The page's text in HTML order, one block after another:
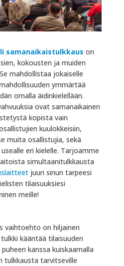
samanaikaistulkkaus on
kokousten ja muiden
mahdollistaa jokaiselle
ymmärtää
omalla äidinkielellään.
ovat samanaikainen
kopista vain
kuulokkeisiin,
muita osallistujia, sekä
eri kielelle. Tarjoamme
simultaanitulkkausta
juuri sinun tarpeesi
tilaisuuksiesi
meille!
vaihtoehto on hiljainen
kääntää tilaisuuden
kanssa kuiskaamalla
tulkkausta tarvitseville